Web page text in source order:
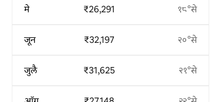
मे
जून
जुलै
₹26,291
₹32,197
₹31,625
१८°से
२०°से
२१°से